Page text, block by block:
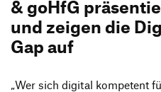
& goHfG
und zeigen die
Gap auf
Wer sich digital kompe­tent